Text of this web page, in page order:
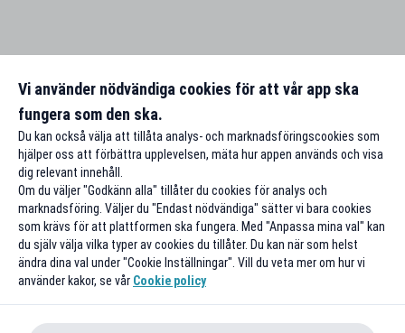
Vi använder nödvändiga cookies för att vår app ska
fungera som den ska.
Du kan också välja att tillåta analys- och marknadsföringscookies som
hjälper oss att förbättra upplevelsen, mäta hur appen används och visa
dig relevant innehåll.
Om du väljer "Godkänn alla" tillåter du cookies för analys och
marknadsföring. Väljer du "Endast nödvändiga" sätter vi bara cookies
som krävs för att plattformen ska fungera. Med "Anpassa mina val" kan
du själv välja vilka typer av cookies du tillåter. Du kan när som helst
ändra dina val under "Cookie Inställningar". Vill du veta mer om hur vi
använder kakor, se vår Cookie policy